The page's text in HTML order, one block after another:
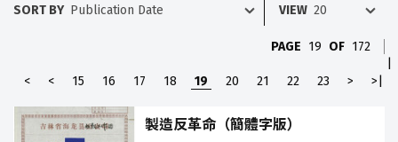
SORT BY VIEW
PAGE 19 OF 172
<
< 15 16 17 18 19 20 21 22 23 > >|
製造反革命（簡體字版）